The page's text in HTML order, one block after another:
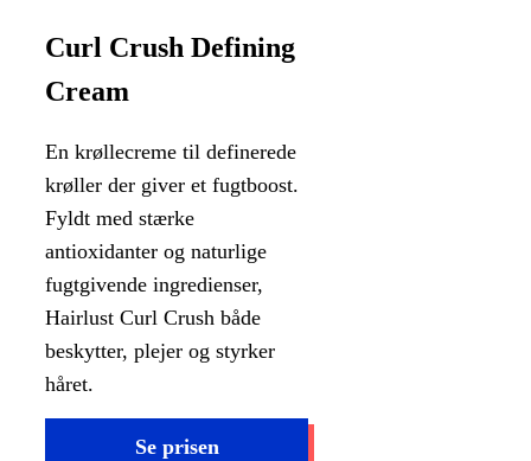
Curl Crush Defining
Cream
En krøllecreme til definerede
krøller der giver et fugtboost.
Fyldt med stærke
antioxidanter og naturlige
fugtgivende ingredienser,
Hairlust Curl Crush både
beskytter, plejer og styrker
håret.